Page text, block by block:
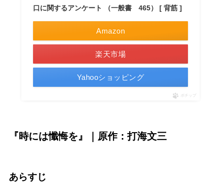
口に関するアンケート （一般書 465） [ 背筋 ]
Amazon
楽天市場
Yahooショッピング
ポチップ
『時には懺悔を』｜原作：打海文三
あらすじ